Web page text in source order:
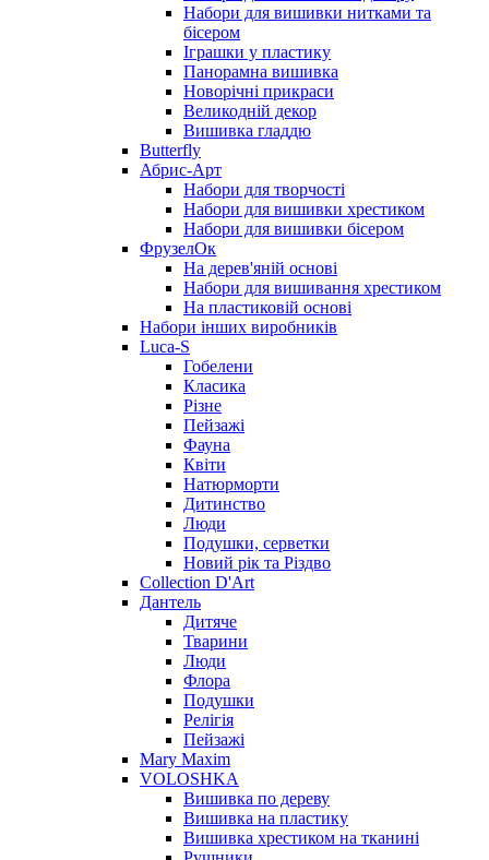
Набори для вишивки нитками та
бісером
Іграшки у пластику
Панорамна вишивка
Новорічні прикраси
Великодній декор
Вишивка гладдю
Butterfly
Абрис-Арт
Набори для творчості
Набори для вишивки хрестиком
Набори для вишивки бісером
ФрузелОк
На дерев'яній основі
Набори для вишивання хрестиком
На пластиковій основі
Набори інших виробників
Luca-S
Гобелени
Класика
Різне
Пейзажі
Фауна
Квіти
Натюрморти
Дитинство
Люди
Подушки, серветки
Новий рік та Різдво
Collection D'Art
Дантель
Дитяче
Тварини
Люди
Флора
Подушки
Релігія
Пейзажі
Mary Maxim
VOLOSHKA
Вишивка по дереву
Вишивка на пластику
Вишивка хрестиком на тканині